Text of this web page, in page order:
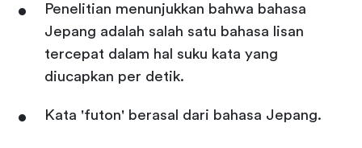
Penelitian menunjukkan bahwa bahasa
Jepang adalah salah satu bahasa lisan
tercepat dalam hal suku kata yang
diucapkan per detik.
Kata 'futon' berasal dari bahasa Jepang.